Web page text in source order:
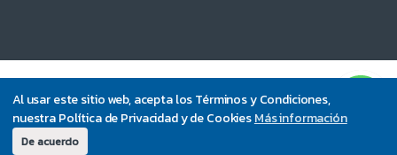
Al usar este sitio web, acepta los Términos y Condiciones,
nuestra Política de Privacidad y de CookiesMás información
De acuerdo